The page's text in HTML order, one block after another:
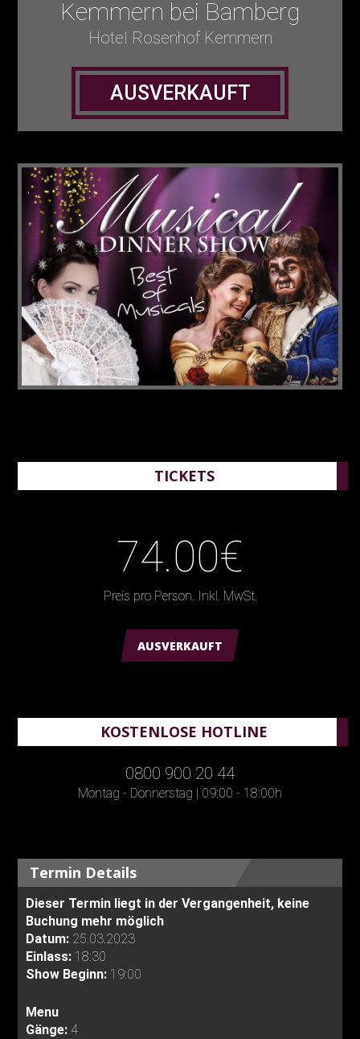
Kemmern bei Bamberg
Hotel Rosenhof Kemmern
AUSVERKAUFT
TICKETS
74.00€
Preis pro Person. Inkl. MwSt.
AUSVERKAUFT
KOSTENLOSE HOTLINE
0800 900 20 44
Montag - Donnerstag | 09:00 - 18:00h
Termin Details
Dieser Termin liegt in der Vergangenheit, keine
Buchung mehr möglich
Datum: 25.03.2023
Einlass: 18:30
Show Beginn: 19:00
Menu
Gänge: 4